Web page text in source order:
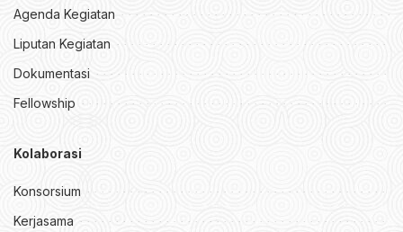
Agenda Kegiatan
Liputan Kegiatan
Dokumentasi
Fellowship
Kolaborasi
Konsorsium
Kerjasama